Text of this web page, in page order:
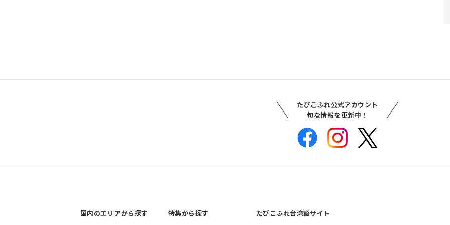
たびこふれ公式アカウント
旬な情報を更新中！
国内のエリアから探す
特集から探す
たびこふれ台湾語サイト